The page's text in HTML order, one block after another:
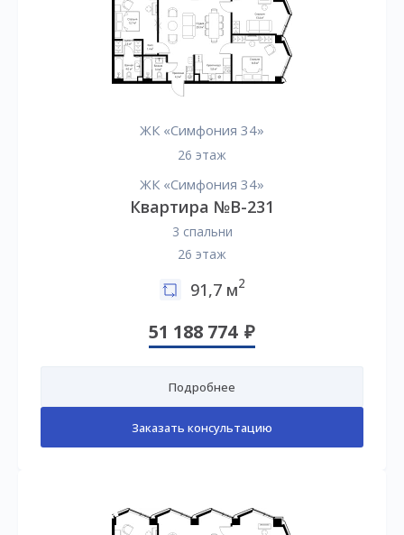
ЖК «Симфония 34»
26 этаж
ЖК «Симфония 34»
Квартира №B-231
3 спальни
26 этаж
91,7 м2
51 188 774
Подробнее
Заказать консультацию